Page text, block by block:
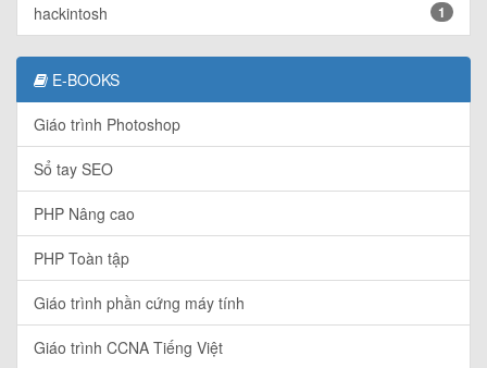
hackintosh 1
E-BOOKS
Giáo trình Photoshop
Sổ tay SEO
PHP Nâng cao
PHP Toàn tập
Giáo trình phần cứng máy tính
Giáo trình CCNA Tiếng Việt